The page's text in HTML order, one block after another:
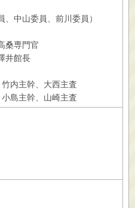
中山委員、前川委員）
桑専門官
館長
主幹、大西主査
島主幹、山崎主査